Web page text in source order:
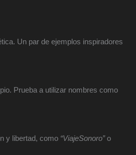
Un par de ejemplos inspiradores
Prueba a utilizar nombres como
y libertad, como “ViajeSonoro”o